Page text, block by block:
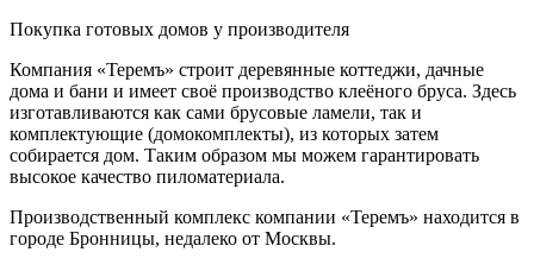
Покупка готовых домов у производителя
Компания «Теремъ» строит деревянные коттеджи, дачные
дома и бани и имеет своё производство клеёного бруса. Здесь
изготавливаются как сами брусовые ламели, так и
комплектующие (домокомплекты), из которых затем
собирается дом. Таким образом мы можем гарантировать
высокое качество пиломатериала.
Производственный комплекс компании «Теремъ» находится в
городе Бронницы, недалеко от Москвы.